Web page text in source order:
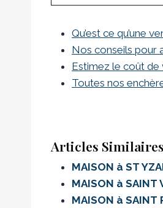
Qu’est ce qu’une
Nos conseils pour
Estimez le coût
Toutes nos
Articles
MAISON à ST
MAISON à
MAISON à